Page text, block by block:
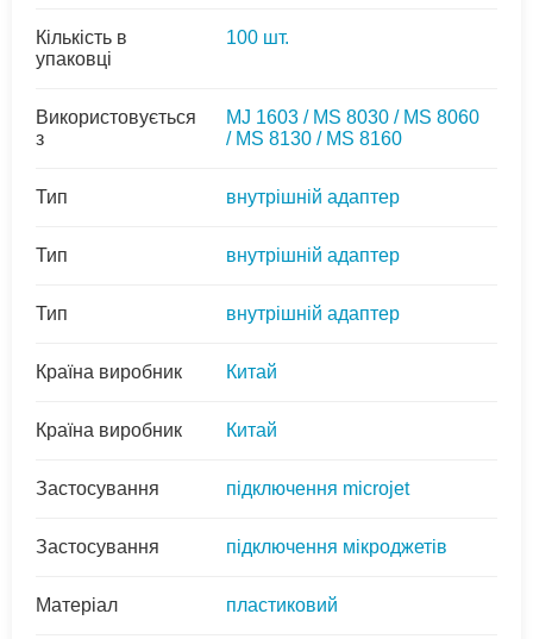
Кількість в
упаковці
100 шт.
Використовується
з
MJ 1603 / MS 8030 / MS 8060
/ MS 8130 / MS 8160
Тип внутрішній адаптер
Тип внутрішній адаптер
Тип внутрішній адаптер
Країна виробник Китай
Країна виробник Китай
Застосування підключення microjet
Застосування підключення мікроджетів
Матеріал пластиковий